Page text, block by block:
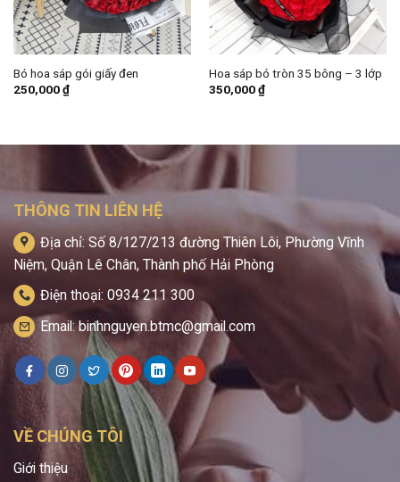
Bó hoa sáp gói giấy đen
250,000₫
Hoa sáp bó tròn 35 bông – 3 lớp
350,000₫
THÔNG TIN LIÊN HỆ
Địa chỉ: Số 8/127/213 đường Thiên Lôi, Phường Vĩnh
Niệm, Quận Lê Chân, Thành phố Hải Phòng
Điện thoại: 0934 211 300
Email: binhnguyen.btmc@gmail.com
VỀ CHÚNG TÔI
Giới thiệu